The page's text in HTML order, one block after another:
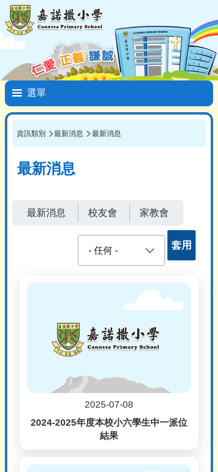
移至主內容
Main
navigation
導
連
資訊類別 最新消息 最新消息
最新消息
最新消息 校友會 家教會
2025-07-08
2024-2025年度本校小六學生中一派位
結果